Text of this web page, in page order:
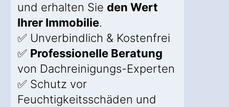
und erhalten Sie den Wert
Ihrer Immobilie.
✅ Unverbindlich & Kostenfrei
✅ Professionelle Beratung
von Dachreinigungs-Experten
✅ Schutz vor
Feuchtigkeitsschäden und